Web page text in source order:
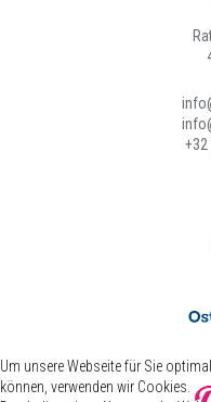
+32
Um unsere Webseite für Sie
können, verwenden wir Cookies.